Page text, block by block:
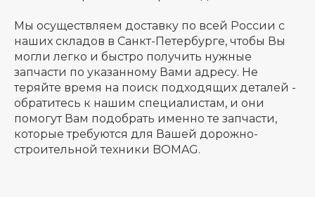
Мы осуществляем доставку по всей России с
наших складов в Санкт-Петербурге, чтобы Вы
могли легко и быстро получить нужные
запчасти по указанному Вами адресу. Не
теряйте время на поиск подходящих деталей -
обратитесь к нашим специалистам, и они
помогут Вам подобрать именно те запчасти,
которые требуются для Вашей дорожно-
строительной техники BOMAG.